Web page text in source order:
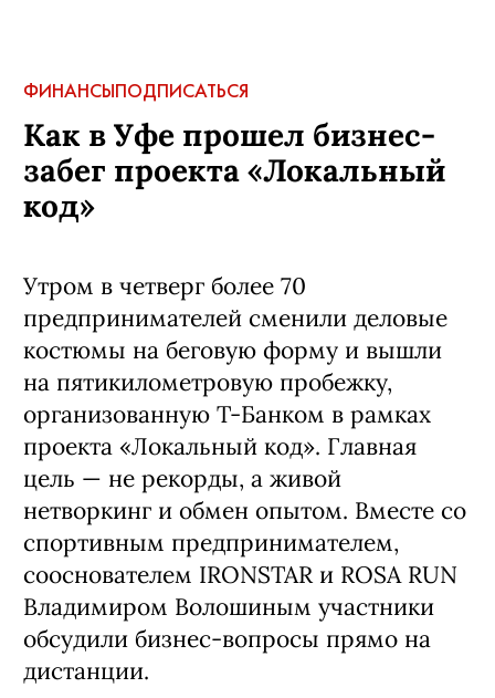
ФИНАНСЫПОДПИСАТЬСЯ
Как в Уфе прошел бизнес-
забег проекта «Локальный
код»
Утром в четверг более 70
предпринимателей сменили деловые
костюмы на беговую форму и вышли
на пятикилометровую пробежку,
организованную Т-Банком в рамках
проекта «Локальный код». Главная
цель — не рекорды, а живой
нетворкинг и обмен опытом. Вместе со
спортивным предпринимателем,
сооснователем IRONSTAR и ROSA RUN
Владимиром Волошиным участники
обсудили бизнес-вопросы прямо на
дистанции.